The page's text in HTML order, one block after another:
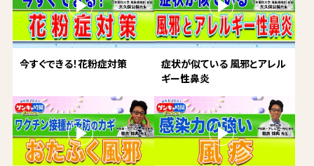
今すぐできる！花粉症対策
症状が似ている 風邪とアレル
ギー性鼻炎